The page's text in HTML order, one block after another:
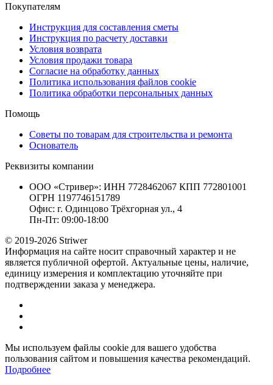
Покупателям
Инструкция для составления сметы
Инструкция по расчету доставки
Условия возврата
Условия продажи товара
Согласие на обработку данных
Политика использования файлов cookie
Политика обработки персональных данных
Помощь
Советы по товарам для строительства и ремонта
Основатель
Реквизиты компании
ООО «Стривер»: ИНН 7728462067 КПП 772801001
ОГРН 1197746151789
Офис: г. Одинцово Трёхгорная ул., 4
Пн-Пт: 09:00-18:00
© 2019-2026 Striwer
Информация на сайте носит справочный характер и не
является публичной офертой. Актуальные цены, наличие,
единицу измерения и комплектацию уточняйте при
подтверждении заказа у менеджера.
Мы используем файлы cookie для вашего удобства
пользования сайтом и повышения качества рекомендаций.
Подробнее